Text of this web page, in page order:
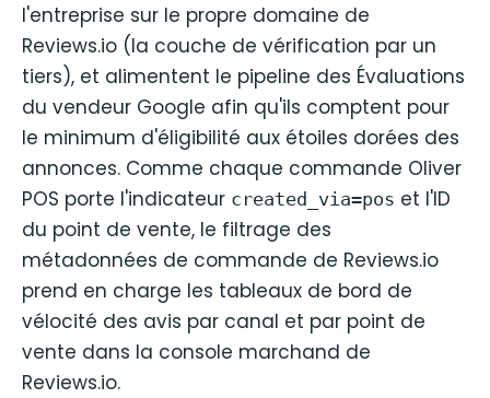
l'entreprise sur le propre domaine de
Reviews.io (la couche de vérification par un
tiers), et alimentent le pipeline des Évaluations
du vendeur Google afin qu'ils comptent pour
le minimum d'éligibilité aux étoiles dorées des
annonces. Comme chaque commande Oliver
POS porte l'indicateur created_via=pos et l'ID
du point de vente, le filtrage des
métadonnées de commande de Reviews.io
prend en charge les tableaux de bord de
vélocité des avis par canal et par point de
vente dans la console marchand de
Reviews.io.